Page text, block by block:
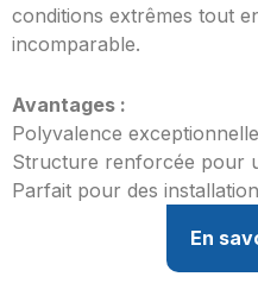
conditions extrêmes tout
incomparable.
Avantages :
Polyvalence
Structure renforcée pour
Parfait pour des
En